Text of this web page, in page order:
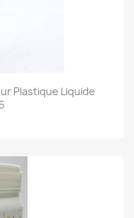
Plastique Liquide